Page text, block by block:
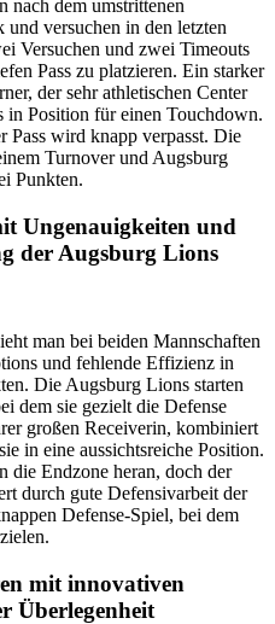
nach dem umstrittenen
versuchen in den letzten
Versuchen und zwei Timeouts
Pass zu platzieren. Ein starker
der sehr athletischen Center
Position für einen Touchdown.
Pass wird knapp verpasst. Die
Turnover und Augsburg
Punkten.
Ungenauigkeiten und
der Augsburg Lions
man bei beiden Mannschaften
und fehlende Effizienz in
Die Augsburg Lions starten
dem sie gezielt die Defense
großen Receiverin, kombiniert
in eine aussichtsreiche Position.
die Endzone heran, doch der
durch gute Defensivarbeit der
Defense-Spiel, bei dem
mit innovativen
Überlegenheit